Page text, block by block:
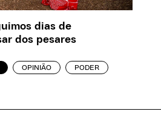
dias de
dos pesares
OPINIÃO PODER